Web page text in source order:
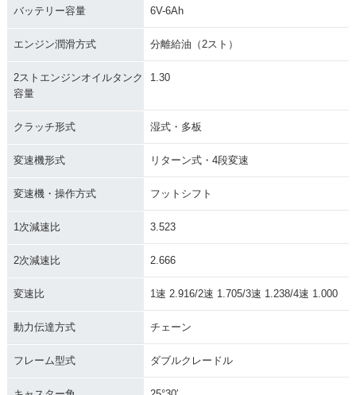
バッテリー容量 6V-6Ah
エンジン潤滑方式 分離給油（2スト）
2ストエンジンオイルタンク
容量
1.30
クラッチ形式 湿式・多板
変速機形式 リターン式・4段変速
変速機・操作方式 フットシフト
1次減速比 3.523
2次減速比 2.666
変速比 1速 2.916/2速 1.705/3速 1.238/4速 1.000
動力伝達方式 チェーン
フレーム型式 ダブルクレードル